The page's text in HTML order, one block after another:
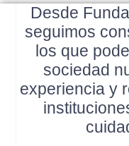
Desde
seguimos
los que
sociedad
experiencia y